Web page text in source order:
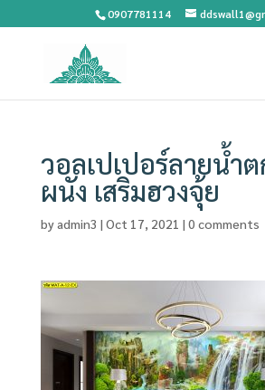
0907781114
วอลเปเปอร์ลายน้ำ
ผนัง เสริมฮวงจุ้ย
byadmin3 | Oct 17, 2021 | 0 comments